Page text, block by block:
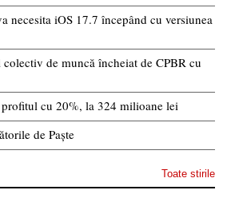
necesita iOS 17.7 începând cu versiunea
de muncă încheiat de CPBR cu
cu 20%, la 324 milioane lei
de Paște
Toate stirile